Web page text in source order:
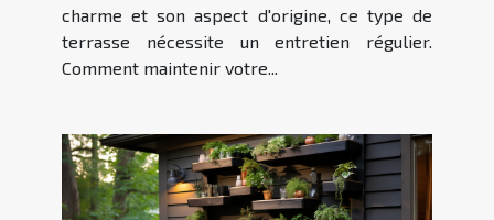
charme et son aspect d'origine, ce type de
terrasse nécessite un entretien régulier.
Comment maintenir votre...